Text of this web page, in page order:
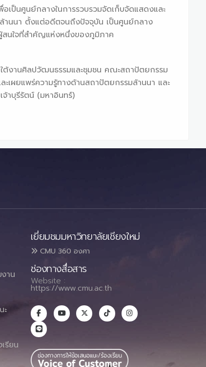
ป็นศูนย์กลางในการรวบรวมจัดเก็บจัดแสดงและ
านนา ตั้งแต่อดีตจนถึงปัจจุบัน เป็นศูนย์กลาง
สนใจที่สำคัญแห่งหนึ่งของภูมิภาค
งานศิลปวัฒนธรรมและชุมชน คณะสถาปัตยกรรม
เผยแพร่ความรู้ทางด้านสถาปัตยกรรมล้านนา และ
าบุรีรัตน์ (มหาอินทร์)
าน
ะ
รียน
เยี่ยมชมมหาวิทยาลัยเชียงใหม่
CMU 360 องศา
ช่องทางสื่อสาร
Website :
https://www.cmu.ac.th